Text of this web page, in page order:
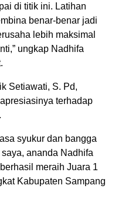
di titik ini. Latihan
benar-benar jadi
lebih maksimal
ungkap Nadhifa
Setiawati, S. Pd,
terhadap
syukur dan bangga
ananda Nadhifa
meraih Juara 1
Kabupaten Sampang